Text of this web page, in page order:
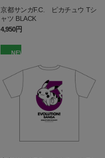
京都サンガF.C. ピカチュウ Tシ
ャツ BLACK
4,950円
NEW